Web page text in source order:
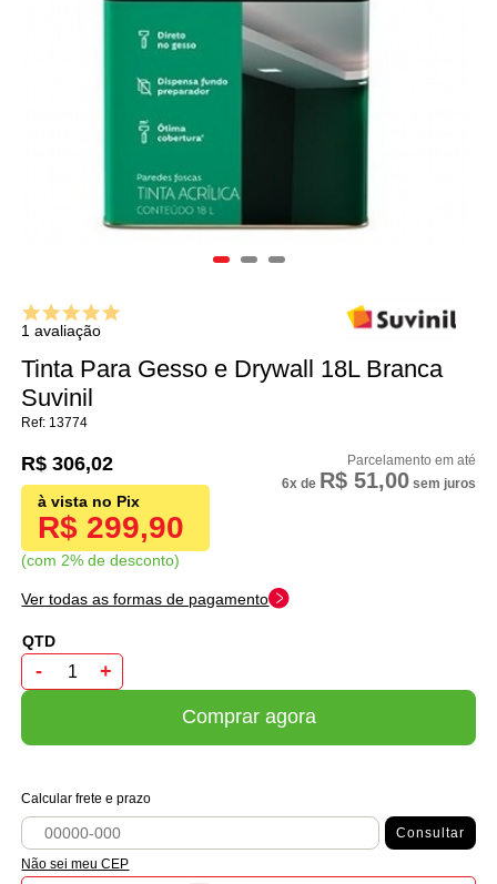
1 avaliação
Tinta Para Gesso e Drywall 18L Branca
Suvinil
13774
R$ 299,90
com 2% de desconto
R$ 306,02
6x de R$ 51,00sem juros
Ver todas as formas de pagamento
- +
Comprar agora
Calcular frete e prazo
Consultar
Não sei meu CEP